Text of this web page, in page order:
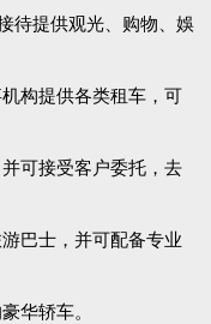
待提供观光、购物、娛
构提供各类租车，可
可接受客户委托，去
巴士，并可配备专业
华轿车。